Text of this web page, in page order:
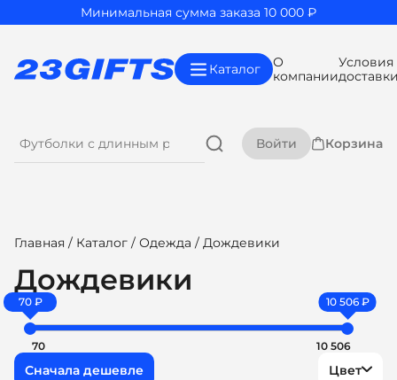
Минимальная сумма заказа 10 000 ₽
Каталог
О
компании
Условия
Войти Корзина
Главная / Каталог / Одежда / Дождевики
Дождевики
70 ₽ 10 506 ₽
70 10 506
Цвет